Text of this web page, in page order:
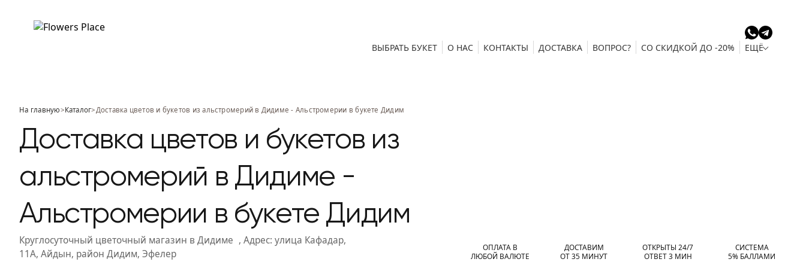
ВЫБРАТЬ БУКЕТ О НАС КОНТАКТЫ ДОСТАВКА ВОПРОС? СО СКИДКОЙ ДО -20% ЕЩЁ
На главную>Каталог>Доставка цветов и букетов из альстромерий в Дидиме - Альстромерии в букете Дидим
Доставка цветов и букетов из
альстромерий в Дидиме -
Альстромерии в букете Дидим
Круглосуточный цветочный магазин в Дидиме , Адрес: улица Кафадар,
11A, Айдын, район Дидим, Эфелер
ОПЛАТА В
ЛЮБОЙ ВАЛЮТЕ
ДОСТАВИМ
ОТ 35 МИНУТ
ОТКРЫТЫ 24/7
ОТВЕТ 3 МИН
СИСТЕМА
5% БАЛЛАМИ